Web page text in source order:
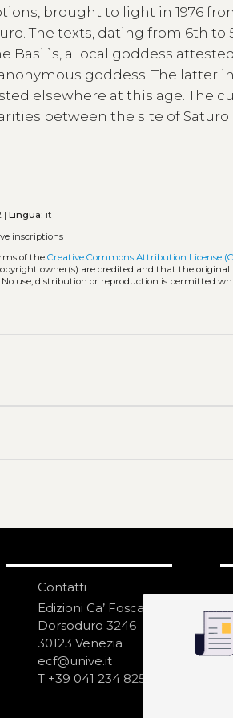
brought to light in 1976
The texts, dating from 6th to
Basilìs, a local goddess
goddess. The latter
elsewhere at this age. The
between the site of Saturo
|Lingua: it
inscriptions
of theCreative Commons Attribution License
owner(s) are credited and that the original
use, distribution or reproduction is permitted
Contatti
Edizioni Ca’ Foscari
Dorsoduro 3246
30123 Venezia
ecf@unive.it
T +39 041 234 8250